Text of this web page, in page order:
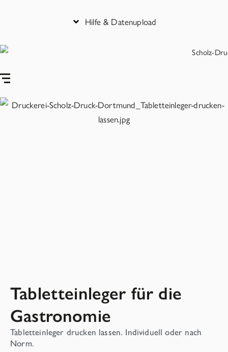
Hilfe & Datenupload
Tabletteinleger für die
Gastronomie
Tabletteinleger drucken lassen. Individuell oder nach
Norm.